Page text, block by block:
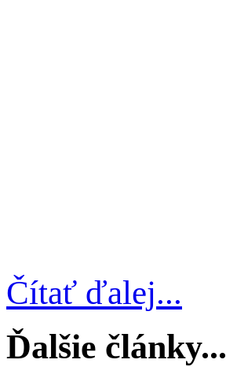
Čítať ďalej...
Ďalšie články...